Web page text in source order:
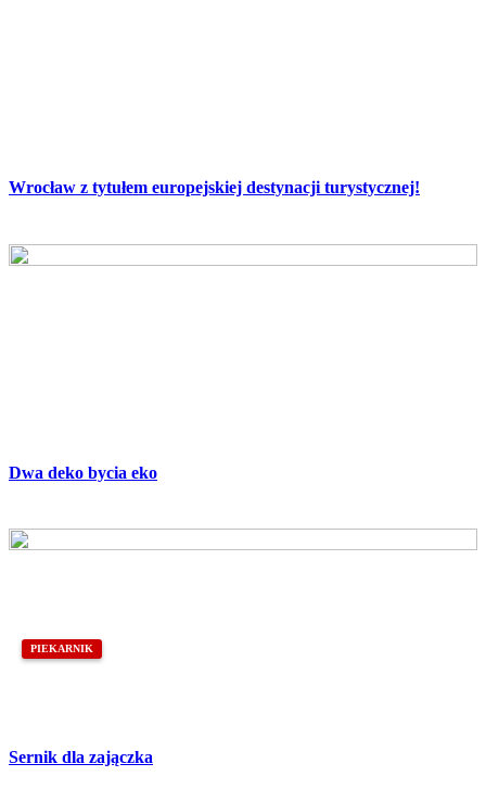
Wrocław z tytułem europejskiej destynacji turystycznej!
Dwa deko bycia eko
PIEKARNIK
Sernik dla zajączka